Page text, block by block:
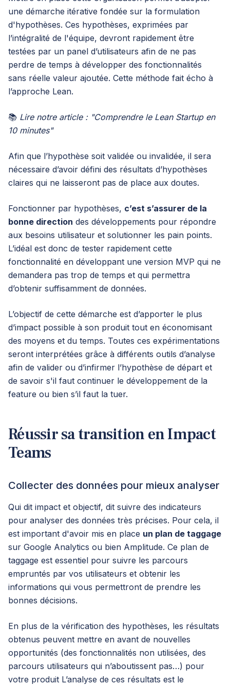
une démarche itérative fondée sur la formulation
d'hypothèses. Ces hypothèses, exprimées par
l’intégralité de l'équipe, devront rapidement être
testées par un panel d’utilisateurs afin de ne pas
perdre de temps à développer des fonctionnalités
sans réelle valeur ajoutée. Cette méthode fait écho à
l’approche Lean.
📚 Lire notre article : "Comprendre le Lean Startup en
10 minutes"
Afin que l’hypothèse soit validée ou invalidée, il sera
nécessaire d’avoir défini des résultats d’hypothèses
claires qui ne laisseront pas de place aux doutes.
Fonctionner par hypothèses, c’est s’assurer de la
bonne direction des développements pour répondre
aux besoins utilisateur et solutionner les pain points.
L’idéal est donc de tester rapidement cette
fonctionnalité en développant une version MVP qui ne
demandera pas trop de temps et qui permettra
d’obtenir suffisamment de données.
L’objectif de cette démarche est d’apporter le plus
d’impact possible à son produit tout en économisant
des moyens et du temps. Toutes ces expérimentations
seront interprétées grâce à différents outils d’analyse
afin de valider ou d’infirmer l’hypothèse de départ et
de savoir s'il faut continuer le développement de la
feature ou bien s’il faut la tuer.
Réussir sa transition en Impact
Teams
Collecter des données pour mieux analyser
Qui dit impact et objectif, dit suivre des indicateurs
pour analyser des données très précises. Pour cela, il
est important d'avoir mis en place un plan de taggage
sur Google Analytics ou bien Amplitude. Ce plan de
taggage est essentiel pour suivre les parcours
empruntés par vos utilisateurs et obtenir les
informations qui vous permettront de prendre les
bonnes décisions.
En plus de la vérification des hypothèses, les résultats
obtenus peuvent mettre en avant de nouvelles
opportunités (des fonctionnalités non utilisées, des
parcours utilisateurs qui n’aboutissent pas…) pour
votre produit L’analyse de ces résultats est le